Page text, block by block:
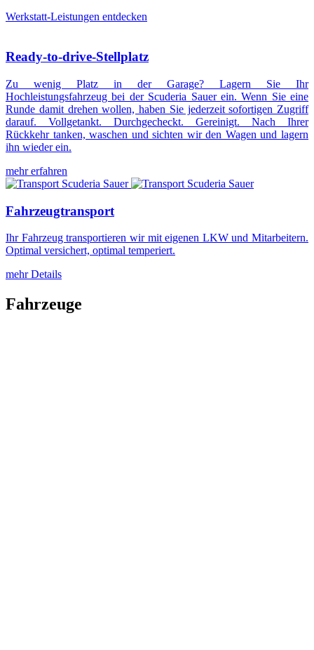
Werkstatt-Leistungen entdecken
Ready-to-drive-Stellplatz
Zu wenig Platz in der Garage? Lagern Sie Ihr
Hochleistungsfahrzeug bei der Scuderia Sauer ein. Wenn Sie eine
Runde damit drehen wollen, haben Sie jederzeit sofortigen Zugriff
darauf. Vollgetankt. Durchgecheckt. Gereinigt. Nach Ihrer
Rückkehr tanken, waschen und sichten wir den Wagen und lagern
ihn wieder ein.
mehr erfahren
Fahrzeugtransport
Ihr Fahrzeug transportieren wir mit eigenen LKW und Mitarbeitern.
Optimal versichert, optimal temperiert.
mehr Details
Fahrzeuge